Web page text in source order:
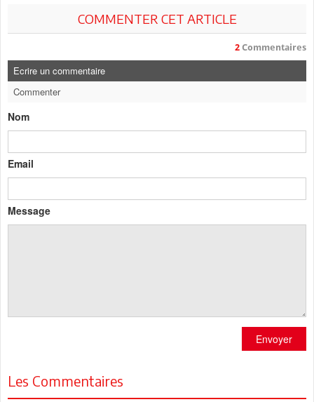
COMMENTER CET ARTICLE
2 Commentaires
Ecrire un commentaire
Commenter
Nom
Email
Message
Envoyer
Les Commentaires